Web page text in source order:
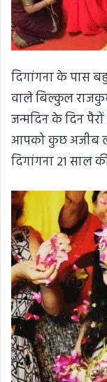
दिगांगना के पास
वाले बिल्कुल
जन्मदिन के दिन
आपको कुछ अजीब
दिगांगना 21 साल